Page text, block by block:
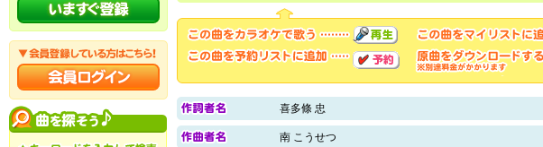
喜多條 忠
南 こうせつ